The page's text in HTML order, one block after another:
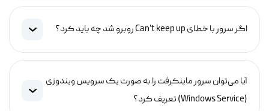
اگر سرور با خطای Can't keep up روبرو شد چه باید کرد؟
آیا می‌توان سرور ماینکرفت را به صورت یک سرویس ویندوزی
(Windows Service) تعریف کرد؟